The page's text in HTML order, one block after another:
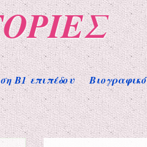
Β1 επιπέδου
Βιογραφικό